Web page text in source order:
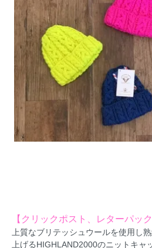
【クリックポスト、レターパック
上質なブリテッシュウールを使用し
上げるHIGHLAND2000のニットキャ